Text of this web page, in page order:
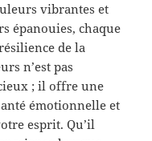
vibrantes et
épanouies, chaque
de la
n’est pas
; il offre une
émotionnelle et
esprit. Qu’il